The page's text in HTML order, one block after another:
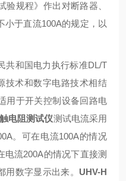
规程》作出对断路器、
小于直流100A的规定，以
共和国电力执行标准DL/T
技术和数字电路技术相结
用于开关控制设备回路电
电阻测试仪测试电流采用
。可在电流100A的情况
流200A的情况下直接测
数字显示出来。 UHV-H